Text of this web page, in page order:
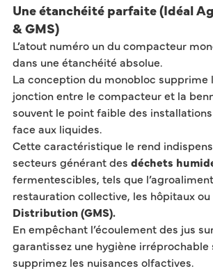
Une étanchéité parfaite (Idéal
& GMS)​
L’atout numéro un du compacteur
dans une étanchéité absolue.
La conception du monobloc supprime
jonction entre le compacteur et la
souvent le point faible des
face aux liquides.
Cette caractéristique le rend
secteurs générant des déchets
fermentescibles, tels que
restauration collective, les hôpitaux ou
Distribution (GMS).
En empêchant l’écoulement des jus
garantissez une hygiène
supprimez les nuisances olfactives.